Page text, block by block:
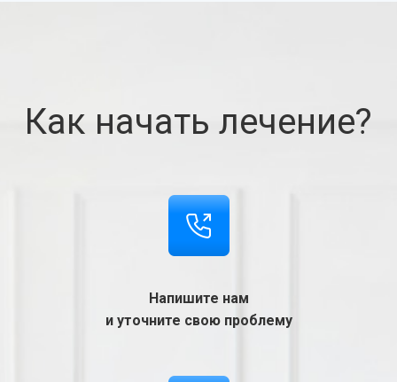
Как начать лечение?
Напишите нам
и уточните свою проблему